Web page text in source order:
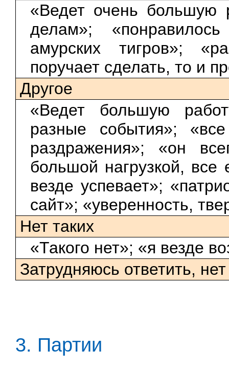
«Ведет очень большую
делам»;
амурских тигров»;
поручает сделать, то и
Другое
«Ведет большую
разные события»;
раздражения»; «он
большой нагрузкой, все
везде успевает»;
сайт»; «уверенность,
Нет таких
«Такого нет»; «я везде
Затрудняюсь ответить,
3. Партии